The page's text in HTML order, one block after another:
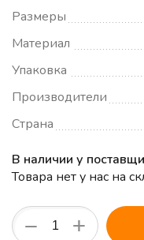
Размеры
Материал
Упаковка
Производители
Страна
В наличии у
Товара нет у нас на
+
−